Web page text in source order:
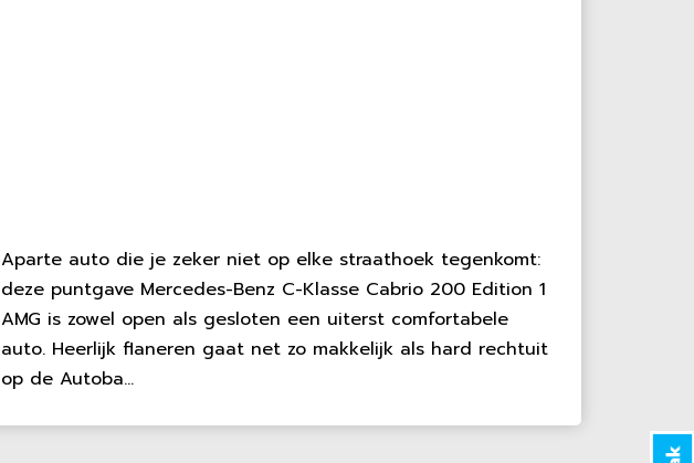
Aparte auto die je zeker niet op elke straathoek tegenkomt:
deze puntgave Mercedes-Benz C-Klasse Cabrio 200 Edition 1
AMG is zowel open als gesloten een uiterst comfortabele
auto. Heerlijk flaneren gaat net zo makkelijk als hard rechtuit
op de Autoba...